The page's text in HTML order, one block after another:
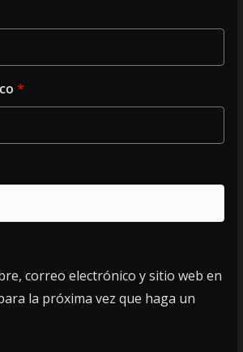
*
correo electrónico y sitio web en
la próxima vez que haga un